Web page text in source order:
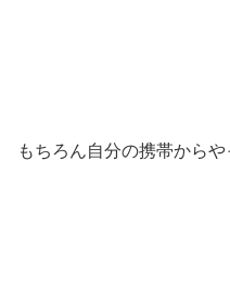
もちろん自分の携帯から